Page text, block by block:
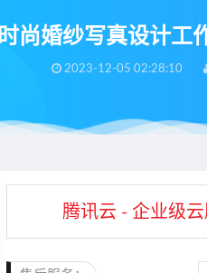
尚婚纱写真设计工
2023-12-05 02:28:10
腾讯云 - 企业级